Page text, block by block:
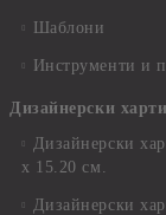
Шаблони
Инструменти и
Дизайнерски
Дизайнерски
х 15.20 см.
Дизайнерски